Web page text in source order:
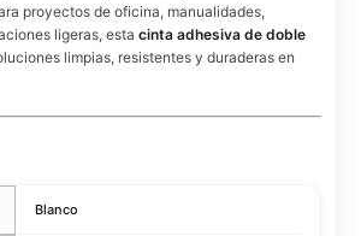
proyectos de oficina, manualidades,
ligeras, esta cinta adhesiva de doble
limpias, resistentes y duraderas en
Blanco